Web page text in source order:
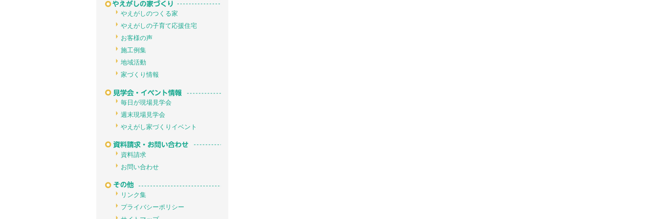
やえがしのつくる家
やえがしの子育て応援住宅
お客様の声
施工例集
地域活動
家づくり情報
毎日が現場見学会
週末現場見学会
やえがし家づくりイベント
資料請求
お問い合わせ
リンク集
プライバシーポリシー